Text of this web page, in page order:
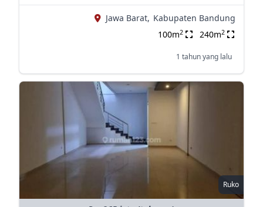
Jawa Barat, Kabupaten Bandung
100m2 240m2
1 tahun yang lalu
Ruko